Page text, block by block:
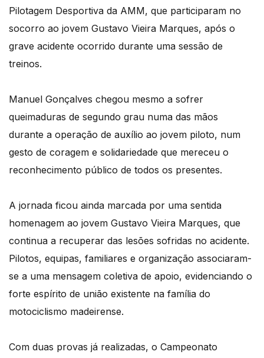
Pilotagem Desportiva da AMM, que participaram no
socorro ao jovem Gustavo Vieira Marques, após o
grave acidente ocorrido durante uma sessão de
treinos.
Manuel Gonçalves chegou mesmo a sofrer
queimaduras de segundo grau numa das mãos
durante a operação de auxílio ao jovem piloto, num
gesto de coragem e solidariedade que mereceu o
reconhecimento público de todos os presentes.
A jornada ficou ainda marcada por uma sentida
homenagem ao jovem Gustavo Vieira Marques, que
continua a recuperar das lesões sofridas no acidente.
Pilotos, equipas, familiares e organização associaram-
se a uma mensagem coletiva de apoio, evidenciando o
forte espírito de união existente na família do
motociclismo madeirense.
Com duas provas já realizadas, o Campeonato